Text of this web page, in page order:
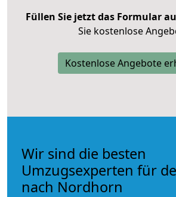
Füllen Sie jetzt das Formular
Sie kostenlose
Kostenlose Angebote
Wir sind die besten
Umzugsexperten für
nach Nordhorn